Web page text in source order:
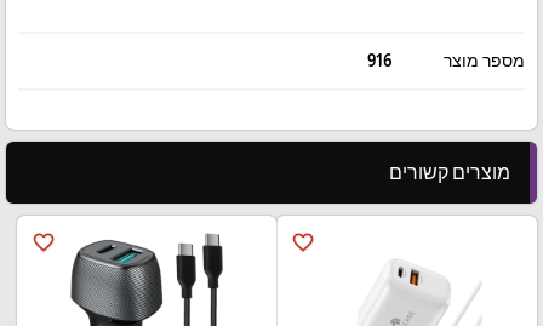
מספר מוצר 916
מוצרים קשורים
favorite_border
favorite_border